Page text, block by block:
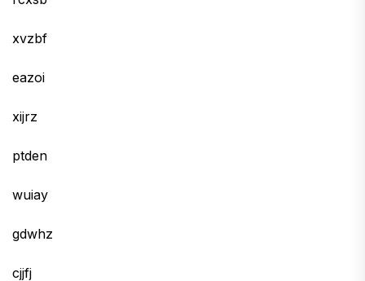
xvzbf
eazoi
xijrz
ptden
wuiay
gdwhz
cjjfj